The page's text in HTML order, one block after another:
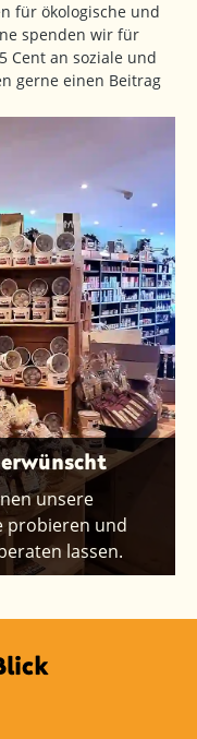
für ökologische und
spenden wir für
Cent an soziale und
gerne einen Beitrag
unsere
probieren und
lassen.